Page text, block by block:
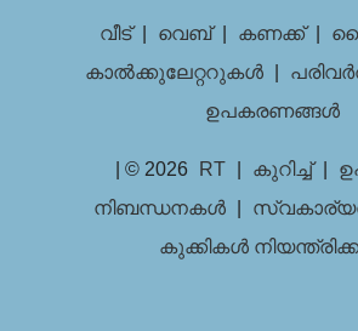
വീട് വെബ് കണക്ക്
കാൽക്കുലേറ്ററുകൾ
ഉപകരണങ്ങൾ
| © 2026 RT കുറിച്ച്
നിബന്ധനകൾ
കുക്കികൾ